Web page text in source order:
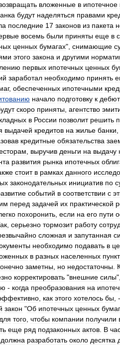
вложенные в ипотечное
будут наделяться правами
последние 17 законов из пакета
восемь были приняты еще в
ценных бумагах", снимающие
этого закона и другими
первых ипотечных ценных
заработал необходимо принять
, обеспеченных ипотечными
начало подготовку к
скоро приняты агентство
в России позволит решить
выдачей кредитов на жилье банки
кредитные обязательства
выручив деньги на выдачу
развития рынка ипотечных
стоит в рамках данного
законодательных инициатив по
событий в соответствии с
перед задачей их практической
похоронить если на его пути
серьезно тормозит работу
сложная и запутанная
необходимо подавать в
в разных населенных
заметны но недостаточны
корректировать "внешние силы",
- когда преобразования на
как этого хотелось бы , -
закон "Об ипотечных ценных
для того чтобы компании получили
еще ряд подзаконных актов В
должна разработать около десятка